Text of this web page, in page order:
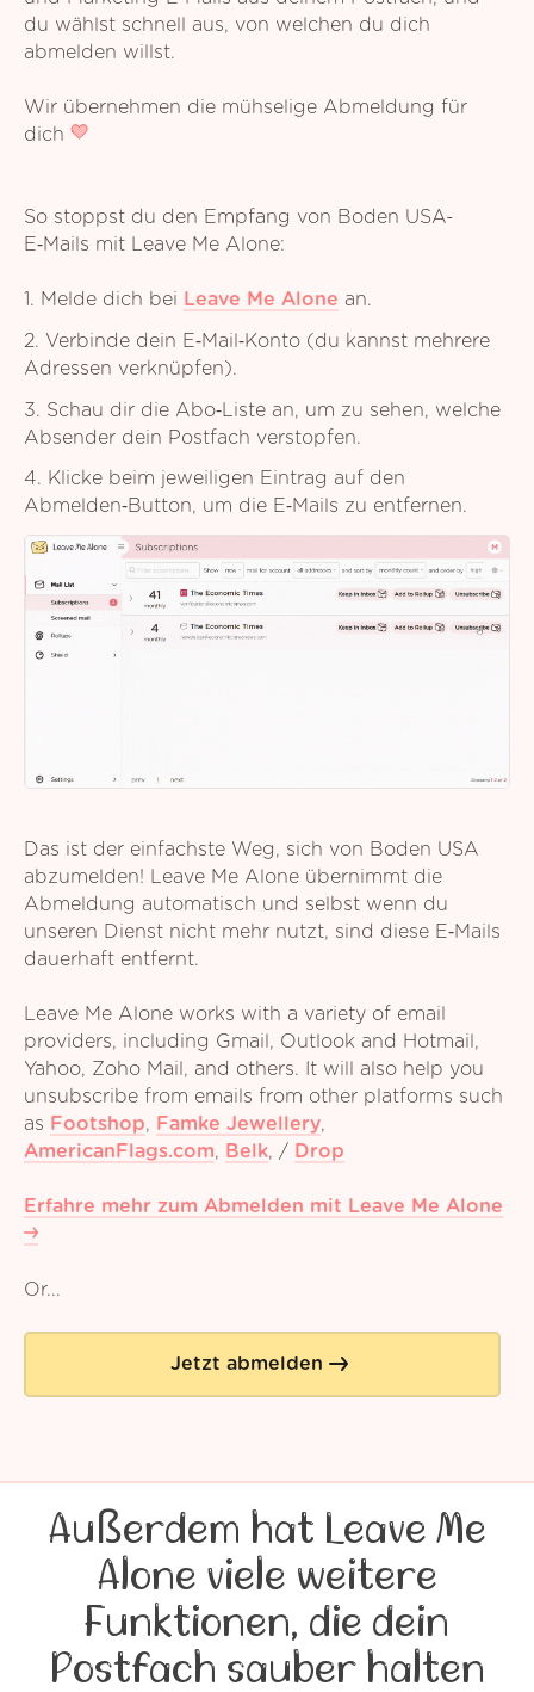
du wählst schnell aus, von welchen du dich
abmelden willst.
Wir übernehmen die mühselige Abmeldung für
dich
So stoppst du den Empfang von Boden USA-
E‑Mails mit Leave Me Alone:
1. Melde dich bei Leave Me Alone an.
2. Verbinde dein E‑Mail‑Konto (du kannst mehrere
Adressen verknüpfen).
3. Schau dir die Abo‑Liste an, um zu sehen, welche
Absender dein Postfach verstopfen.
4. Klicke beim jeweiligen Eintrag auf den
Abmelden‑Button, um die E‑Mails zu entfernen.
Das ist der einfachste Weg, sich von Boden USA
abzumelden! Leave Me Alone übernimmt die
Abmeldung automatisch und selbst wenn du
unseren Dienst nicht mehr nutzt, sind diese E‑Mails
dauerhaft entfernt.
Leave Me Alone works with a variety of email
providers, including Gmail, Outlook and Hotmail,
Yahoo, Zoho Mail, and others. It will also help you
unsubscribe from emails from other platforms such
as Footshop, Famke Jewellery,
AmericanFlags.com, Belk, / Drop
Erfahre mehr zum Abmelden mit Leave Me Alone
Or...
Jetzt abmelden
Außerdem hat Leave Me
Alone viele weitere
Funktionen, die dein
Postfach sauber halten